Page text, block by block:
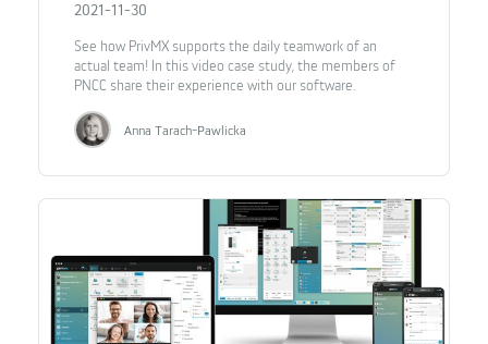
2021-11-30
See how PrivMX supports the daily teamwork of an
actual team! In this video case study, the members of
PNCC share their experience with our software.
Anna Tarach-Pawlicka